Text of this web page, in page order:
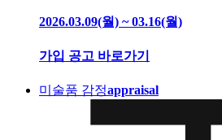
2026.03.09(월) ~ 03.16(월)
가입 공고 바로가기
미술품 감정appraisal